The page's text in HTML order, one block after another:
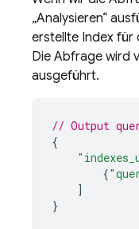
„Analysieren“
erstellte Index für
Die Abfrage wird
ausgeführt.
// Output
{
{
]
}